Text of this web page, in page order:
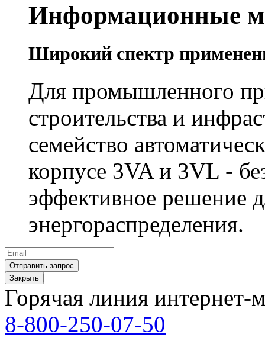
Информационные
Широкий спектр
Для промышленного
строительства и
семейство
корпусе 3VA и 3VL -
эффективное решение
энергораспределения.
Закрыть
Горячая линия интернет-
8-800-250-07-50